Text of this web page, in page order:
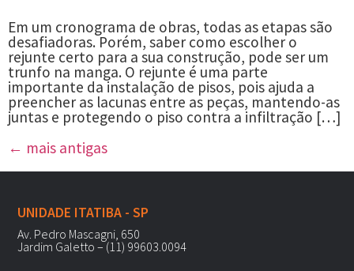
Em um cronograma de obras, todas as etapas são
desafiadoras. Porém, saber como escolher o
rejunte certo para a sua construção, pode ser um
trunfo na manga. O rejunte é uma parte
importante da instalação de pisos, pois ajuda a
preencher as lacunas entre as peças, mantendo-as
juntas e protegendo o piso contra a infiltração […]
← mais antigas
UNIDADE ITATIBA - SP
Av. Pedro Mascagni, 650
Jardim Galetto – (11) 99603.0094